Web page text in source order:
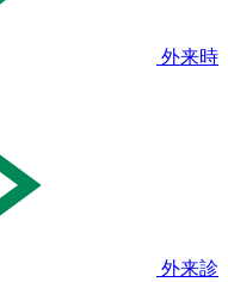
外来時
外来診